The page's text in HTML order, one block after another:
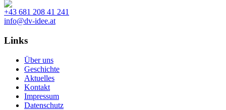
+43 681 208 41 241
info@dv-idee.at
Links
Über uns
Geschichte
Aktuelles
Kontakt
Impressum
Datenschutz